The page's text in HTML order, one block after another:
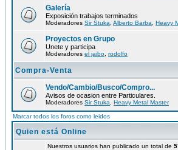
Galería
Exposición trabajos terminados
Moderadores Sir Stuka Alberto Barba Heavy
Proyectos en Grupo
Unete y participa
Moderadores el jaibo rodolfo
Compra-Venta
Vendo/Cambio/Busco/Compro...
Avisos de ocasion entre Particulares.
Moderadores Sir Stuka Heavy Metal Master
Marcar todos los foros como leidos
Quien está Online
Nuestros usuarios han publicado un total de